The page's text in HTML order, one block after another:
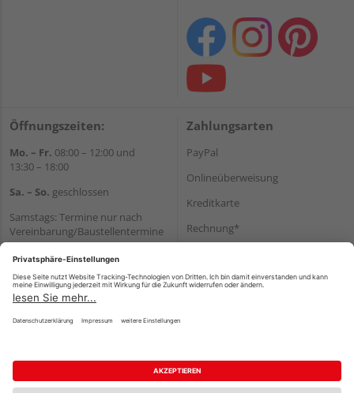
Öffnungszeiten:
Mo. – Fr. 08:00 – 12:00 und
13:30 – 18:00
Sa. – So. geschlossen
Samstags: Termine nur nach
Vereinbarung/Baustellentermine
Wir helfen Ihnen gerne
weiter
Tel.:+49 6062 956180
E-Mail:shop@holzland-seibert.de
Zahlungsarten
PayPal
Onlineüberweisung
Kreditkarte
Rechnung*
Versand
Impressum AGB Widerruf
Datenschutz
Reservierungsbedingungen
Vertrag widerrufen